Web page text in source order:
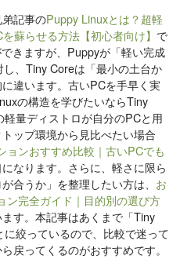
弟記事のPuppy Linuxとは？超軽
蘇らせる方法【初心者向け】 で
きますが、Puppyが「軽い完成
、Tiny Coreは「最小の土台か
違います。古いPCを手早く実
の構造を学びたいならTiny
量ディストロが自分のPCと用
ップ環境から見比べたい場合
ョンおすすめ比較｜古いPCでも
なります。さらに、軽さに限ら
合うか」を整理したい方は、 お
ン完全ガイド｜目的別の選び方
す。本記事はあくまで「Tiny
絞っているので、比較で迷って
戻ってくるのがおすすめです。